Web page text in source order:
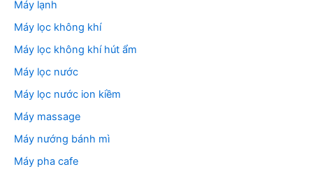
Máy lạnh
Máy lọc không khí
Máy lọc không khí hút ẩm
Máy lọc nước
Máy lọc nước ion kiềm
Máy massage
Máy nướng bánh mì
Máy pha cafe